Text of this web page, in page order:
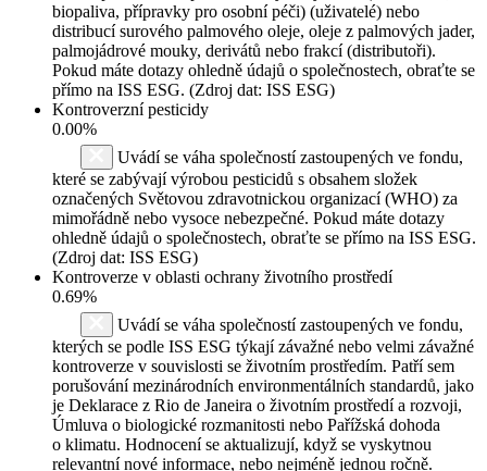
biopaliva, přípravky pro osobní péči) (uživatelé) nebo
distribucí surového palmového oleje, oleje z palmových jader,
palmojádrové mouky, derivátů nebo frakcí (distributoři).
Pokud máte dotazy ohledně údajů o společnostech, obraťte se
přímo na ISS ESG. (Zdroj dat: ISS ESG)
Kontroverzní pesticidy
0.00%
Uvádí se váha společností zastoupených ve fondu,
které se zabývají výrobou pesticidů s obsahem složek
označených Světovou zdravotnickou organizací (WHO) za
mimořádně nebo vysoce nebezpečné. Pokud máte dotazy
ohledně údajů o společnostech, obraťte se přímo na ISS ESG.
(Zdroj dat: ISS ESG)
Kontroverze v oblasti ochrany životního prostředí
0.69%
Uvádí se váha společností zastoupených ve fondu,
kterých se podle ISS ESG týkají závažné nebo velmi závažné
kontroverze v souvislosti se životním prostředím. Patří sem
porušování mezinárodních environmentálních standardů, jako
je Deklarace z Rio de Janeira o životním prostředí a rozvoji,
Úmluva o biologické rozmanitosti nebo Pařížská dohoda
o klimatu. Hodnocení se aktualizují, když se vyskytnou
relevantní nové informace, nebo nejméně jednou ročně.